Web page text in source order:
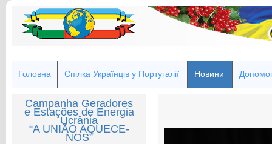
Головна Спілка Українців у Португалії Новини
Campanha Geradores
e Estações de Energia
Ucrânia
“A UNIÃO AQUECE-
NOS”